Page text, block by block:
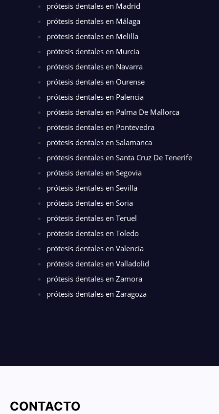
prótesis dentales en Madrid
prótesis dentales en Málaga
prótesis dentales en Melilla
prótesis dentales en Murcia
prótesis dentales en Navarra
prótesis dentales en Ourense
prótesis dentales en Palencia
prótesis dentales en Palma De Mallorca
prótesis dentales en Pontevedra
prótesis dentales en Salamanca
prótesis dentales en Santa Cruz De Tenerife
prótesis dentales en Segovia
prótesis dentales en Sevilla
prótesis dentales en Soria
prótesis dentales en Teruel
prótesis dentales en Toledo
prótesis dentales en Valencia
prótesis dentales en Valladolid
prótesis dentales en Zamora
prótesis dentales en Zaragoza
CONTACTO